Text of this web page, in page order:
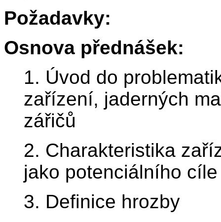
Požadavky:
Osnova přednášek:
1. Úvod do
zařízení, jaderných
zářičů
2. Charakteristika
jako potenciálního cíle
3. Definice hrozby